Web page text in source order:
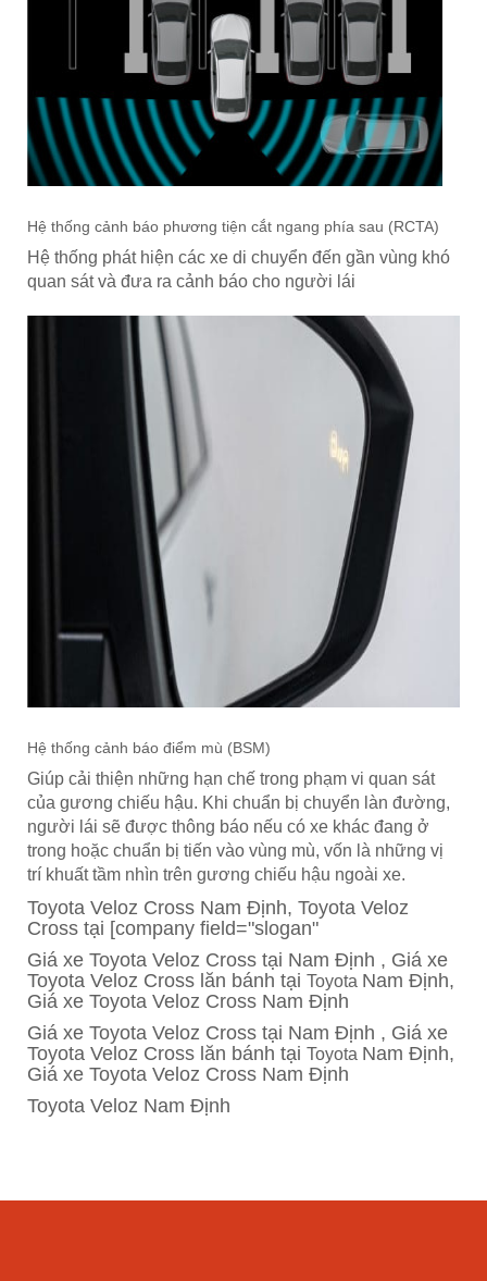
Hệ thống cảnh báo phương tiện cắt ngang phía sau (RCTA)
Hệ thống phát hiện các xe di chuyển đến gần vùng khó
quan sát và đưa ra cảnh báo cho người lái
Hệ thống cảnh báo điểm mù (BSM)
Giúp cải thiện những hạn chế trong phạm vi quan sát
của gương chiếu hậu. Khi chuẩn bị chuyển làn đường,
người lái sẽ được thông báo nếu có xe khác đang ở
trong hoặc chuẩn bị tiến vào vùng mù, vốn là những vị
trí khuất tầm nhìn trên gương chiếu hậu ngoài xe.
Toyota Veloz Cross Nam Định, Toyota Veloz
Cross tại [company field="slogan"
Giá xe Toyota Veloz Cross tại Nam Định , Giá xe
Toyota Veloz Cross lăn bánh tại Toyota Nam Định,
Giá xe Toyota Veloz Cross Nam Định
Giá xe Toyota Veloz Cross tại Nam Định , Giá xe
Toyota Veloz Cross lăn bánh tại Toyota Nam Định,
Giá xe Toyota Veloz Cross Nam Định
Toyota Veloz Nam Định